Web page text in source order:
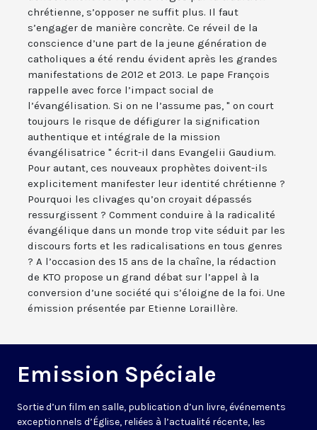
chrétienne, s’opposer ne suffit plus. Il faut
s’engager de manière concrète. Ce réveil de la
conscience d’une part de la jeune génération de
catholiques a été rendu évident après les grandes
manifestations de 2012 et 2013. Le pape François
rappelle avec force l’impact social de
l’évangélisation. Si on ne l’assume pas, " on court
toujours le risque de défigurer la signification
authentique et intégrale de la mission
évangélisatrice " écrit-il dans Evangelii Gaudium.
Pour autant, ces nouveaux prophètes doivent-ils
explicitement manifester leur identité chrétienne ?
Pourquoi les clivages qu’on croyait dépassés
ressurgissent ? Comment conduire à la radicalité
évangélique dans un monde trop vite séduit par les
discours forts et les radicalisations en tous genres
? A l’occasion des 15 ans de la chaîne, la rédaction
de KTO propose un grand débat sur l’appel à la
conversion d’une société qui s’éloigne de la foi. Une
émission présentée par Etienne Loraillère.
Emission Spéciale
Sortie d’un film en salle, publication d’un livre, événements
exceptionnels d’Église, reliées à l’actualité récente, les